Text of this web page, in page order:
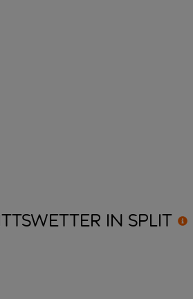
IN SPLIT